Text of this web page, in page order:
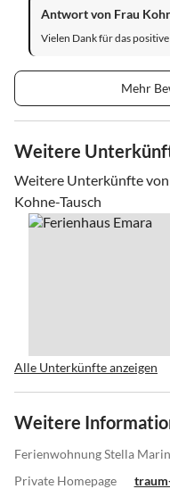
Antwort von Frau
Vielen Dank für das
Mehr
Weitere
Weitere Unterkünfte
Kohne-Tausch
Alle Unterkünfte anzeigen
Weitere
Ferienwohnung Stella
Private Homepage